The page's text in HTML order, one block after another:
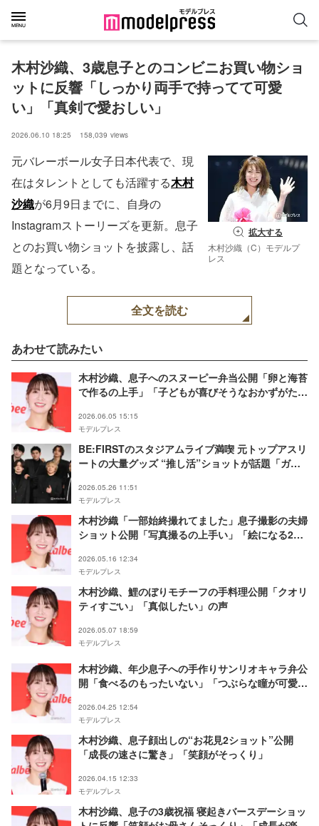
木村沙織、3歳息子とのコンビニお買い物ショ
ットに反響「しっかり両手で持ってて可愛
い」「真剣で愛おしい」
2026.06.10 18:25 158,039 views
拡大する
木村沙織（C）モデルプ
レス
元バレーボール女子日本代表で、現
在はタレントとしても活躍する木村
沙織が6月9日までに、自身の
Instagramストーリーズを更新。息子
とのお買い物ショットを披露し、話
題となっている。
全文を読む
あわせて読みたい
木村沙織、息子へのスヌーピー弁当公開「卵と海苔
で作るの上手」「子どもが喜びそうなおかずがたく
2026.06.05 15:15
モデルプレス
BE:FIRSTのスタジアムライブ満喫 元トップアスリ
ートの大量グッズ “推し活”ショットが話題「ガチ
2026.05.26 11:51
モデルプレス
木村沙織「一部始終撮れてました」息子撮影の夫婦
ショット公開「写真撮るの上手い」「絵になる2
2026.05.16 12:34
モデルプレス
木村沙織、鯉のぼりモチーフの手料理公開「クオリ
ティすごい」「真似したい」の声
2026.05.07 18:59
モデルプレス
木村沙織、年少息子への手作りサンリオキャラ弁公
開「食べるのもったいない」「つぶらな瞳が可愛
2026.04.25 12:54
モデルプレス
木村沙織、息子顔出しの“お花見2ショット”公開
「成長の速さに驚き」「笑顔がそっくり」
2026.04.15 12:33
モデルプレス
木村沙織、息子の3歳祝福 寝起きバースデーショッ